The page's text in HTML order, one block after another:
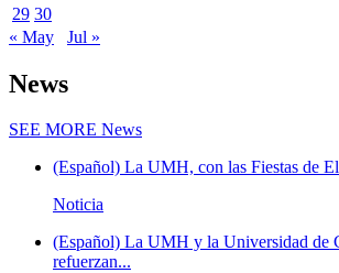
29 30
« May
Jul »
News
SEE MORE News
(Español) La UMH, con las Fiestas de
Noticia
(Español) La UMH y la Universidad de
refuerzan...